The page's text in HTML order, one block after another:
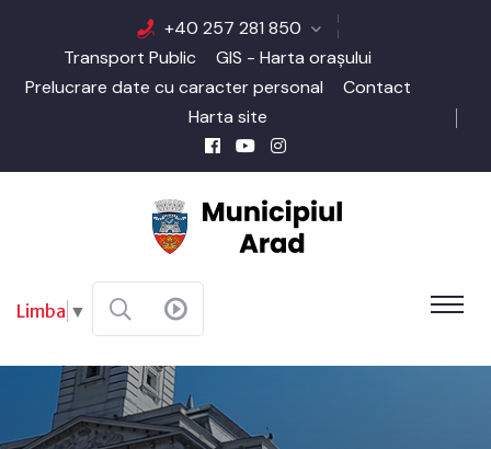
+40 257 281 850
Transport Public
GIS - Harta orașului
Prelucrare date cu caracter personal
Contact
Harta site
Limba ▼